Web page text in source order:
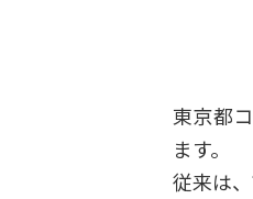
東京都
ます。
従来は